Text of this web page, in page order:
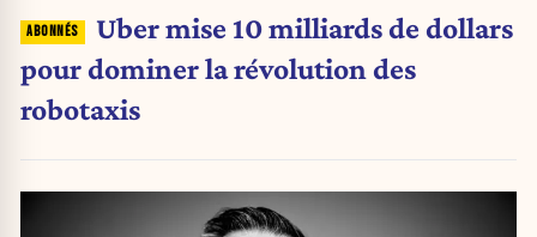
Uber mise 10 milliards de dollars
pour dominer la révolution des
robotaxis